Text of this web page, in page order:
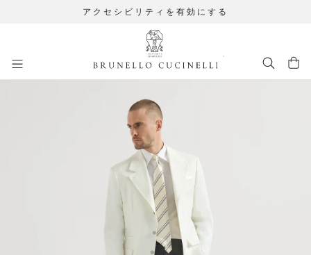
アクセシビリティを有効にする
メインコンテンツに移動します
261MOUTFIT57